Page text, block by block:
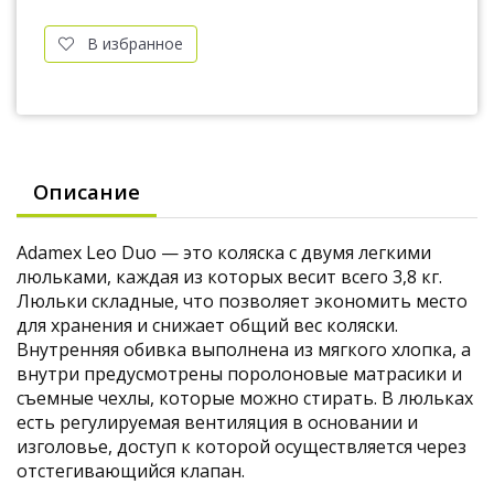
В избранное
Описание
Adamex Leo Duo — это коляска с двумя легкими
люльками, каждая из которых весит всего 3,8 кг.
Люльки складные, что позволяет экономить место
для хранения и снижает общий вес коляски.
Внутренняя обивка выполнена из мягкого хлопка, а
внутри предусмотрены поролоновые матрасики и
съемные чехлы, которые можно стирать. В люльках
есть регулируемая вентиляция в основании и
изголовье, доступ к которой осуществляется через
отстегивающийся клапан.